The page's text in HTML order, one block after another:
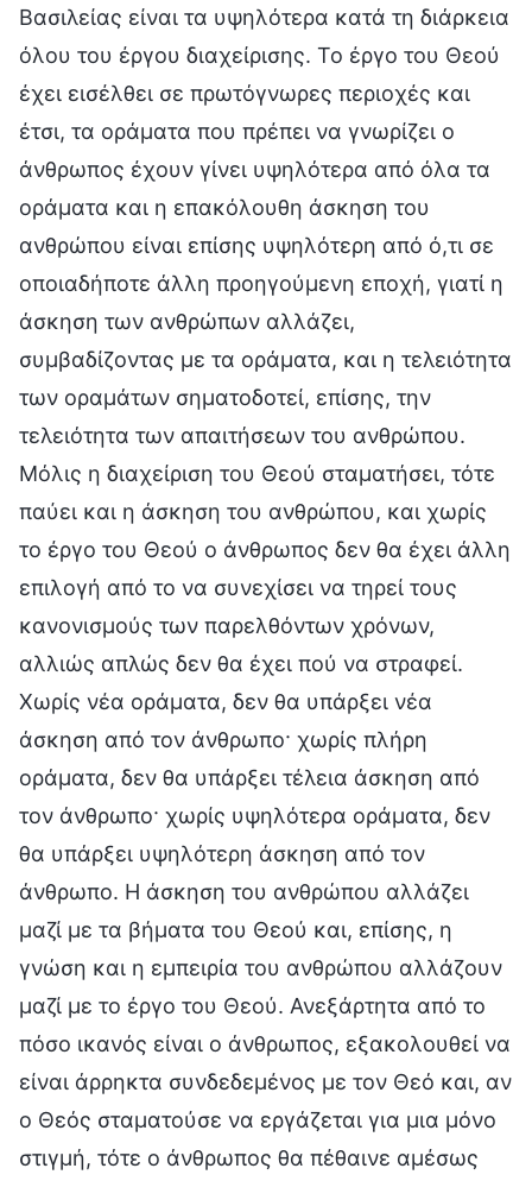
Βασιλείας είναι τα υψηλότερα κατά τη διάρκεια
όλου του έργου διαχείρισης. Το έργο του Θεού
έχει εισέλθει σε πρωτόγνωρες περιοχές και
έτσι, τα οράματα που πρέπει να γνωρίζει ο
άνθρωπος έχουν γίνει υψηλότερα από όλα τα
οράματα και η επακόλουθη άσκηση του
ανθρώπου είναι επίσης υψηλότερη από ό,τι σε
οποιαδήποτε άλλη προηγούμενη εποχή, γιατί η
άσκηση των ανθρώπων αλλάζει,
συμβαδίζοντας με τα οράματα, και η τελειότητα
των οραμάτων σηματοδοτεί, επίσης, την
τελειότητα των απαιτήσεων του ανθρώπου.
Μόλις η διαχείριση του Θεού σταματήσει, τότε
παύει και η άσκηση του ανθρώπου, και χωρίς
το έργο του Θεού ο άνθρωπος δεν θα έχει άλλη
επιλογή από το να συνεχίσει να τηρεί τους
κανονισμούς των παρελθόντων χρόνων,
αλλιώς απλώς δεν θα έχει πού να στραφεί.
Χωρίς νέα οράματα, δεν θα υπάρξει νέα
άσκηση από τον άνθρωπο· χωρίς πλήρη
οράματα, δεν θα υπάρξει τέλεια άσκηση από
τον άνθρωπο· χωρίς υψηλότερα οράματα, δεν
θα υπάρξει υψηλότερη άσκηση από τον
άνθρωπο. Η άσκηση του ανθρώπου αλλάζει
μαζί με τα βήματα του Θεού και, επίσης, η
γνώση και η εμπειρία του ανθρώπου αλλάζουν
μαζί με το έργο του Θεού. Ανεξάρτητα από το
πόσο ικανός είναι ο άνθρωπος, εξακολουθεί να
είναι άρρηκτα συνδεδεμένος με τον Θεό και, αν
ο Θεός σταματούσε να εργάζεται για μια μόνο
στιγμή, τότε ο άνθρωπος θα πέθαινε αμέσως